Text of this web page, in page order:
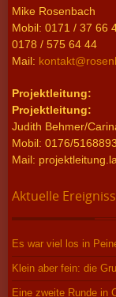
Mike Rosenbach
Mobil: 0171 / 37 66
0178 / 575 64 44
Mail:
Projektleitung:
Projektleitung:
Judith Behmer/
Mobil: 0176/
Mail:
Aktuelle
Es war viel los in
Klein aber fein: die
Eine zweite Runde in